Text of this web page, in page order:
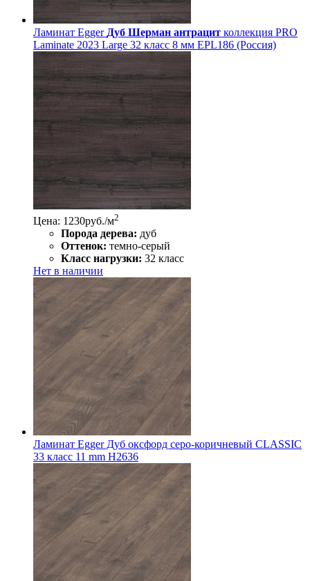
Ламинат Egger Дуб Шерман антрацит коллекция PRO
Laminate 2023 Large 32 класс 8 мм EPL186 (Россия)
Цена: 1230руб./м2
Порода дерева: дуб
Оттенок: темно-серый
Класс нагрузки: 32 класс
Нет в наличии
Ламинат Egger Дуб оксфорд серо-коричневый CLASSIC
33 класс 11 mm Н2636